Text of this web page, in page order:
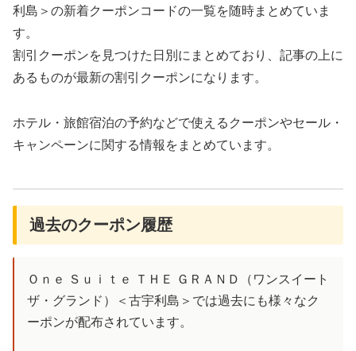
利島＞の新着クーポンコードの一覧を随時まとめていま
す。
割引クーポンを見つけた日別にまとめており、記事の上に
あるものが最新の割引クーポンになります。
ホテル・旅館宿泊の予約などで使えるクーポンやセール・
キャンペーンに関する情報をまとめています。
過去のクーポン履歴
Ｏｎｅ Ｓｕｉｔｅ ＴＨＥ ＧＲＡＮＤ（ワンスイート
ザ・グランド）＜古宇利島＞では過去にも様々なク
ーポンが配布されています。